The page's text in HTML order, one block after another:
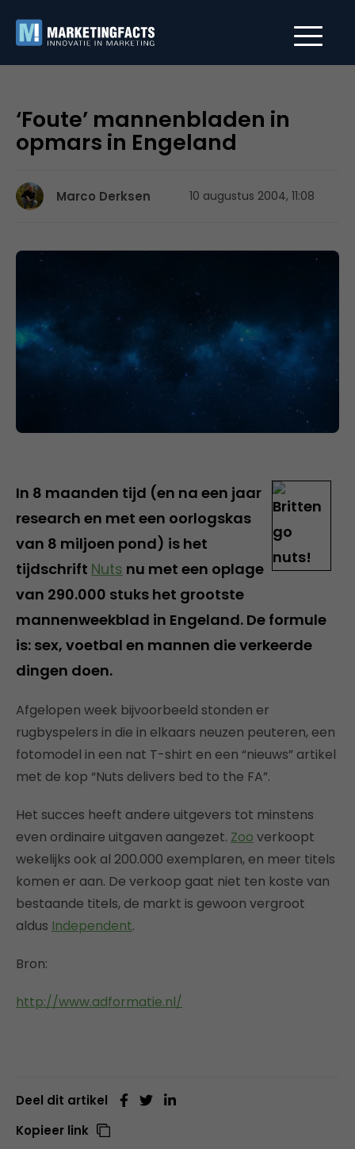
‘Foute’ mannenbladen in
opmars in Engeland
Marco Derksen 10 augustus 2004, 11:08
In 8 maanden tijd (en na een jaar
research en met een oorlogskas
van 8 miljoen pond) is het
tijdschrift Nuts nu met een oplage
van 290.000 stuks het grootste
mannenweekblad in Engeland. De formule
is: sex, voetbal en mannen die verkeerde
dingen doen.
Afgelopen week bijvoorbeeld stonden er
rugbyspelers in die in elkaars neuzen peuteren, een
fotomodel in een nat T-shirt en een “nieuws” artikel
met de kop “Nuts delivers bed to the FA”.
Het succes heeft andere uitgevers tot minstens
even ordinaire uitgaven aangezet. Zoo verkoopt
wekelijks ook al 200.000 exemplaren, en meer titels
komen er aan. De verkoop gaat niet ten koste van
bestaande titels, de markt is gewoon vergroot
aldus Independent.
Bron:
http://www.adformatie.nl/
Deel dit artikel
Kopieer link